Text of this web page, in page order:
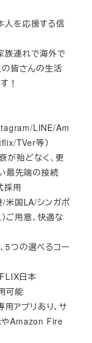
人を応援する信
族連れで海外で
皆さんの生活
！
LINE/Am
TVer等）
が殆どなく、更
最先端の接続
採用
米国LA/シンガポ
ご用意、快適な
5つの選べるコー
日本
可能
アプリあり、サ
やAmazon Fire